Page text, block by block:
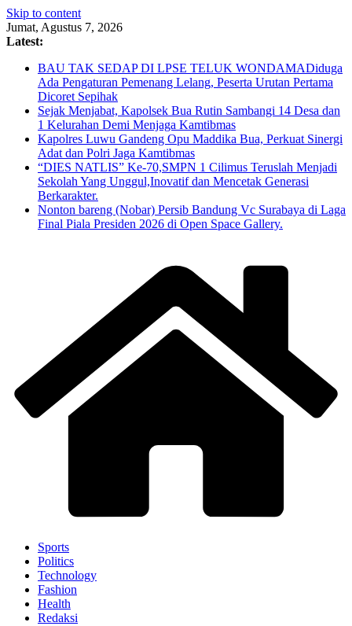
Skip to content
Jumat, Agustus 7, 2026
Latest:
BAU TAK SEDAP DI LPSE TELUK WONDAMADiduga
Ada Pengaturan Pemenang Lelang, Peserta Urutan Pertama
Dicoret Sepihak
Sejak Menjabat, Kapolsek Bua Rutin Sambangi 14 Desa dan
1 Kelurahan Demi Menjaga Kamtibmas
Kapolres Luwu Gandeng Opu Maddika Bua, Perkuat Sinergi
Adat dan Polri Jaga Kamtibmas
“DIES NATLIS” Ke-70,SMPN 1 Cilimus Teruslah Menjadi
Sekolah Yang Unggul,Inovatif dan Mencetak Generasi
Berkarakter.
Nonton bareng (Nobar) Persib Bandung Vc Surabaya di Laga
Final Piala Presiden 2026 di Open Space Gallery.
Sports
Politics
Technology
Fashion
Health
Redaksi